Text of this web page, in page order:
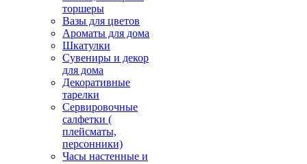
торшеры
Вазы для цветов
Ароматы для дома
Шкатулки
Сувениры и декор
для дома
Декоративные
тарелки
Сервировочные
салфетки (
плейсматы,
персонники)
Часы настенные и